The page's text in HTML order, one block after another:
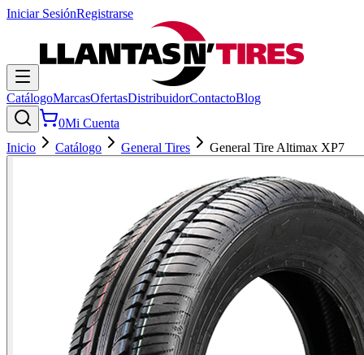
Iniciar SesiónRegistrarse
CatálogoMarcasOfertasDistribuidorContactoBlog
0Mi Cuenta
Inicio
Catálogo General Tires General Tire Altimax XP7